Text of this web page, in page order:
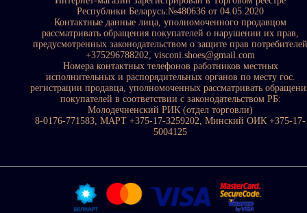
Республики Беларусь:№480636 от 04.05.2020
Контактные данные лица, уполномоченного продавцом
рассматривать обращения покупателей о нарушении их прав,
предусмотренных законодательством о защите прав потребителей
+375296788202, visconi.shoes@gmail.com
Номера контактных телефонов работников местных
исполнительных и распорядительных органов по месту гос.
регистрации продавца, уполномоченных рассматривать
покупателей в соответствии с законодательством РБ:
Молодечненский РИК (отдел торговли)
8-0176-771583, МАРТ +375-17-3259202, Минский ОИК +375-17-
5004125